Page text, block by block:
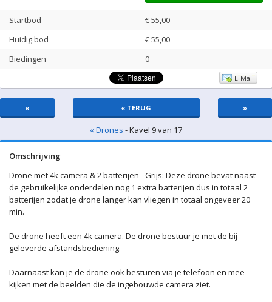
Startbod
€ 55,00
Huidig bod
€55,00
Biedingen
0
E-Mail
« « TERUG »
« Drones - Kavel 9 van 17
Omschrijving
Drone met 4k camera & 2 batterijen - Grijs: Deze drone bevat naast
de gebruikelijke onderdelen nog 1 extra batterijen dus in totaal 2
batterijen zodat je drone langer kan vliegen in totaal ongeveer 20
min.
De drone heeft een 4k camera. De drone bestuur je met de bij
geleverde afstandsbediening.
Daarnaast kan je de drone ook besturen via je telefoon en mee
kijken met de beelden die de ingebouwde camera ziet.